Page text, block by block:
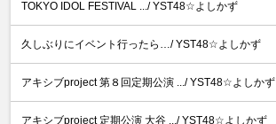
TOKYO IDOL FESTIVAL .../ YST48☆よしかず
久しぶりにイベント行ったら…/ YST48☆よしかず
アキシブproject 第８回定期公演 .../ YST48☆よしかず
アキシブproject 定期公演 大谷 .../ YST48☆よしかず